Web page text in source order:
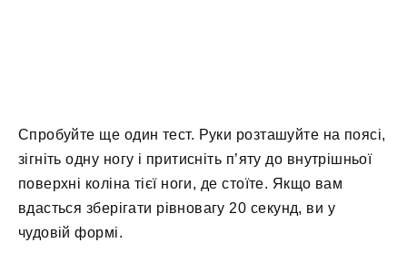
Спробуйте ще один тест. Руки розташуйте на поясі,
зігніть одну ногу і притисніть п’яту до внутрішньої
поверхні коліна тієї ноги, де стоїте. Якщо вам
вдасться зберігати рівновагу 20 секунд, ви у
чудовій формі.